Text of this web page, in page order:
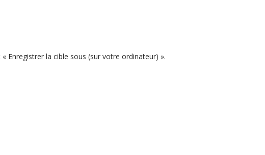
Enregistrer la cible sous (sur votre ordinateur) ».